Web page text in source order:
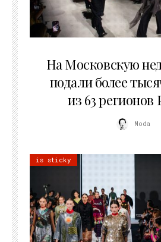
На Московскую
подали более
из 63 регионов
Moda
is sticky